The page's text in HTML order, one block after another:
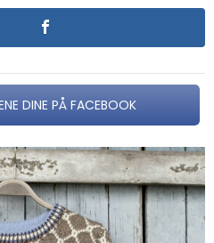
DINE PÅ FACEBOOK